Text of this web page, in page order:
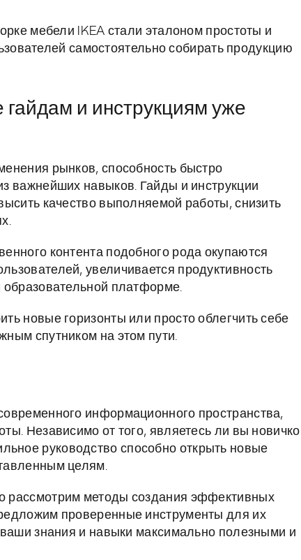
мебели IKEA стали эталоном простоты и
самостоятельно собирать продукцию
и инструкциям уже
рынков, способность быстро
важнейших навыков. Гайды и инструкции
качество выполняемой работы, снизить
контента подобного рода окупаются
увеличивается продуктивность
образовательной платформе.
новые горизонты или просто облегчить себе
спутником на этом пути.
информационного пространства,
Независимо от того, являетесь ли вы
руководство способно открыть новые
целям.
рассмотрим методы создания эффективных
проверенные инструменты для их
знания и навыки максимально полезными и